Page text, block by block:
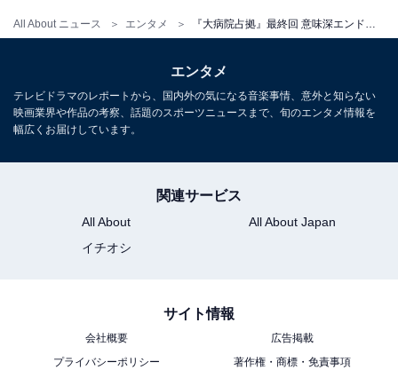
All About ニュース エンタメ
Twitterでは「駿河さんの意味深エンドは何だったんだろ
う」「駿河さんが前言ってた彼氏からの連絡って青鬼か
らだったってこと？」「警察内部に鬼含む協力者が2人
たってこと？」「無事におさまったなと思ったら…」
「最後の最後まで謎を残していく考察系ドラマは嫌いじ
ゃない」「すごい好きな終わり方だった！」「面白い終
また、「武蔵刑事もう見られないのかー」「嘘だろロ
エンタメ
テレビドラマのレポートから、国内外の気になる音楽事情、意外と知らない
映画業界や作品の考察、話題のスポーツニュースまで、旬のエンタメ情報を
幅広くお届けしています。
関連サービス
All About
All About Japan
イチオシ
サイト情報
会社概要
広告掲載
プライバシーポリシー
著作権・商標・免責事項